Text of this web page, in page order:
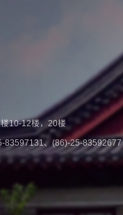
10-12楼，20楼
83597131、(86)-25-83592677